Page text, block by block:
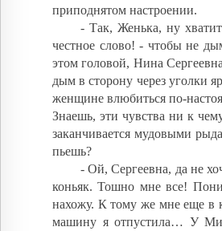
приподнятом настроении.
- Так, Женька, ну
честное слово! - чтобы не
этом головой, Нина
дым в сторону через уголки
женщине влюбиться по-
Знаешь, эти чувства ни к
заканчивается мудовыми
пьешь?
- Ой, Сергеевна, да не
коньяк. Тошно мне все!
нахожу. К тому же мне еще в
машину я отпустила… У